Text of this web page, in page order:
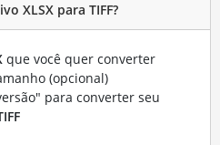
XLSX para TIFF?
que você quer converter
(opcional)
para converter seu